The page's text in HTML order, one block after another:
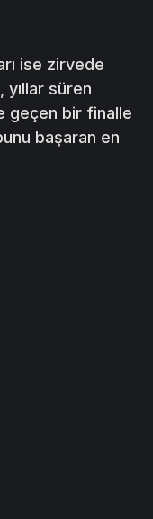
ise zirvede
yıllar süren
geçen bir finalle
başaran en